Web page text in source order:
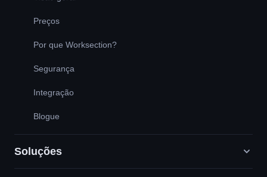
Preços
Por que Worksection?
Segurança
Integração
Blogue
Soluções